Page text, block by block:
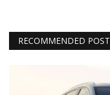
RECOMMENDED